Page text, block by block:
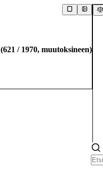
(621 / 1970, muutoksineen)